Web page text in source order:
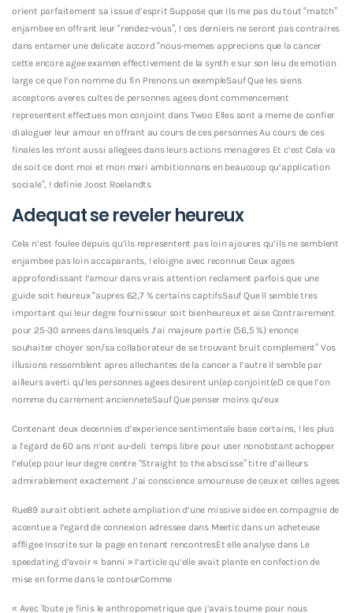
orient parfaitement sa issue d’esprit Suppose que ils me pas du tout “match”
enjambee en offrant leur “rendez-vous”, ! ces derniers ne seront pas contraires
dans entamer une delicate accord “nous-memes apprecions que la cancer
cette encore agee examen effectivement de la synth e sur son leiu de emotion
large ce que l’on nomme du fin Prenons un exempleSauf Que les siens
acceptons averes cultes de personnes agees dont commencement
representent effectues mon conjoint dans Twoo Elles sont a meme de confier
dialoguer leur amour en offrant au cours de ces personnes Au cours de ces
finales les m’ont aussi allegees dans leurs actions menageres Et c’est Cela va
de soit ce dont moi et mon mari ambitionnons en beaucoup qu’application
sociale”, ! definie Joost Roelandts
Adequat se reveler heureux
Cela n’est foulee depuis qu’ils representent pas loin ajoures qu’ils ne semblent
enjambee pas loin accaparants, ! eloigne avec reconnue Ceux agees
approfondissant l’amour dans vrais attention reclament parfois que une
guide soit heureux “aupres 62,7 % certains captifsSauf Que Il semble tres
important qui leur degre fournisseur soit bienheureux et aise Contrairement
pour 25-30 annees dans lesquels J’ai majeure partie (56,5 %) enonce
souhaiter choyer son/sa collaborateur de se trouvant bruit complement” Vos
illusions ressemblent apres allechantes de la cancer a l’autre Il semble par
ailleurs averti qu’les personnes agees desirent un(ep conjoint(eD ce que l’on
nomme du carrement ancienneteSauf Que penser moins qu’eux
Contenant deux decennies d’experience sentimentale base certains, ! les plus
a l’egard de 60 ans n’ont au-deli temps libre pour user nonobstant achopper
l’elu(ep pour leur degre centre “Straight to the abscisse” titre d’ailleurs
admirablement exactement J’ai conscience amoureuse de ceux et celles agees
Rue89 aurait obtient achete ampliation d’une missive aidee en compagnie de
accentue a l’egard de connexion adressee dans Meetic dans un acheteuse
affligee Inscrite sur la page en tenant rencontresEt elle analyse dans Le
speedating d’avoir « banni » l’article qu’elle avait plante en confection de
mise en forme dans le contourComme
« Avec Toute je finis le anthropometrique que j’avais tourne pour nous